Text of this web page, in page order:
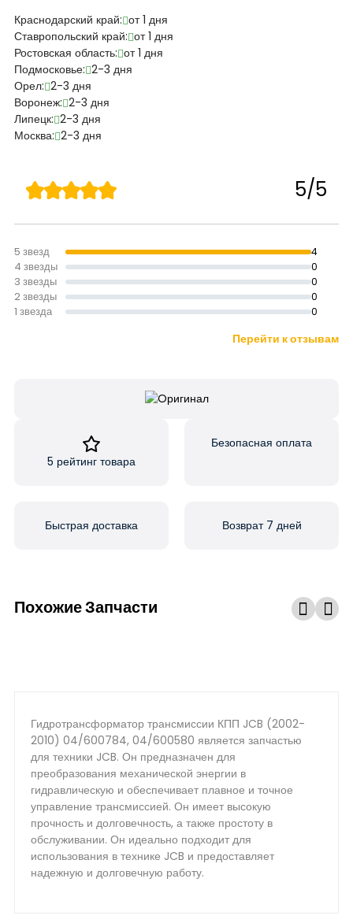
Краснодарский край: от 1 дня
Ставропольский край: от 1 дня
Ростовская область: от 1 дня
Подмосковье: 2-3 дня
Орел: 2-3 дня
Воронеж: 2-3 дня
Липецк: 2-3 дня
Москва: 2-3 дня
5/5
5 звезд 4
4 звезды 0
3 звезды 0
2 звезды 0
1 звезда 0
Перейти к отзывам
5 рейтинг товара
Безопасная оплата
Быстрая доставка Возврат 7 дней
Похожие Запчасти
Гидротрансформатор трансмиссии КПП JCB (2002-
2010) 04/600784, 04/600580 является запчастью
для техники JCB. Он предназначен для
преобразования механической энергии в
гидравлическую и обеспечивает плавное и точное
управление трансмиссией. Он имеет высокую
прочность и долговечность, а также простоту в
обслуживании. Он идеально подходит для
использования в технике JCB и предоставляет
надежную и долговечную работу.